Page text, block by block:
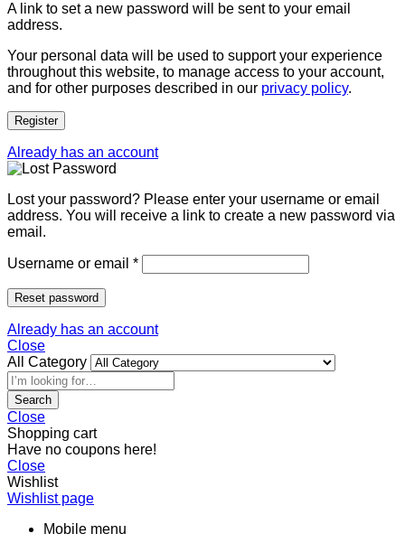
A link to set a new password will be sent to your email
address.
Your personal data will be used to support your experience
throughout this website, to manage access to your account,
and for other purposes described in our privacy policy.
Register
Already has an account
Lost your password? Please enter your username or email
address. You will receive a link to create a new password via
email.
Username or email *
Reset password
Already has an account
Close
All Category
Search
Close
Shopping cart
Have no coupons here!
Close
Wishlist
Wishlist page
Mobile menu